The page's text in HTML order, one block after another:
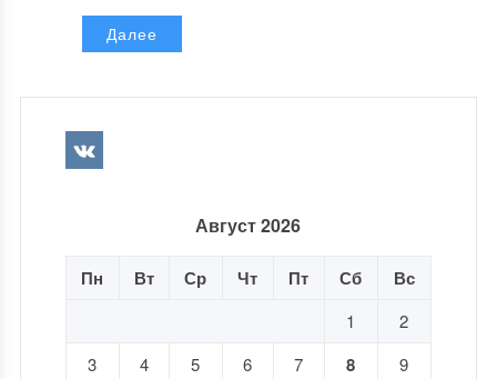
Далее
Август 2026
Пн Вт Ср Чт Пт Сб Вс
1
2
3
4 5 6 7 8
9